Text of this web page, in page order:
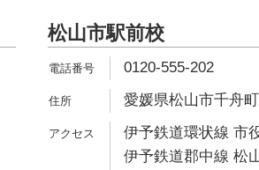
松山市駅前校
0120-555-202
愛媛県松山市千舟
伊予鉄道環状線 市
伊予鉄道郡中線 松